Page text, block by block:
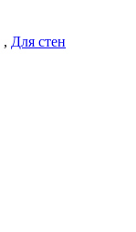
, Для стен